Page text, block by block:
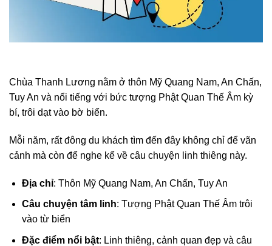
Chùa Thanh Lương nằm ở thôn Mỹ Quang Nam, An Chấn,
Tuy An và nổi tiếng với bức tượng Phật Quan Thế Âm kỳ
bí, trôi dạt vào bờ biển.
Mỗi năm, rất đông du khách tìm đến đây không chỉ để vãn
cảnh mà còn để nghe kể về câu chuyện linh thiêng này.
Địa chỉ: Thôn Mỹ Quang Nam, An Chấn, Tuy An
Câu chuyện tâm linh: Tượng Phật Quan Thế Âm trôi
vào từ biển
Đặc điểm nổi bật: Linh thiêng, cảnh quan đẹp và câu